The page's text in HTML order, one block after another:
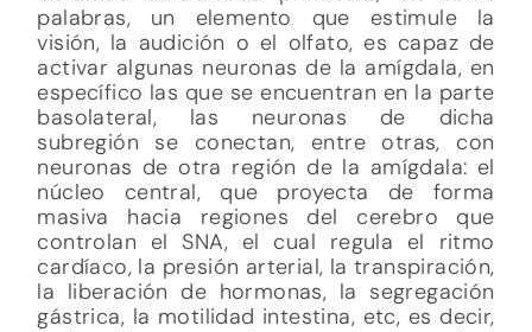
palabras, un elemento que estimule la
visión, la audición o el olfato, es capaz de
activar algunas neuronas de la amígdala, en
específico las que se encuentran en la parte
basolateral, las neuronas de dicha
subregión se conectan, entre otras, con
neuronas de otra región de la amígdala: el
núcleo central, que proyecta de forma
masiva hacia regiones del cerebro que
controlan el SNA, el cual regula el ritmo
cardíaco, la presión arterial, la transpiración,
la liberación de hormonas, la segregación
gástrica, la motilidad intestina, etc, es decir,